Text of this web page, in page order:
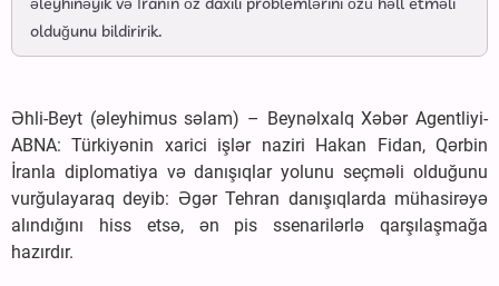
olduğunu bildiririk.
Əhli-Beyt (əleyhimus səlam) – Beynəlxalq Xəbər Agentliyi-
ABNA: Türkiyənin xarici işlər naziri Hakan Fidan, Qərbin
İranla diplomatiya və danışıqlar yolunu seçməli olduğunu
vurğulayaraq deyib: Əgər Tehran danışıqlarda mühasirəyə
alındığını hiss etsə, ən pis ssenarilərlə qarşılaşmağa
hazırdır. ‌